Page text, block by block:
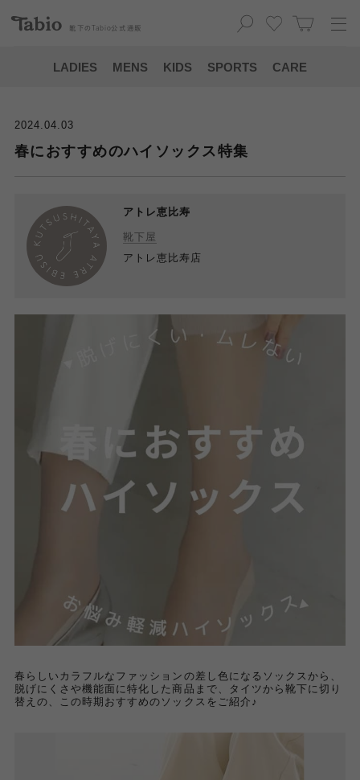
靴下の Tabio 公式通販
LADIES MENS KIDS SPORTS CARE
2024.04.03
春におすすめのハイソックス特集
アトレ恵比寿
靴下屋
アトレ恵比寿店
春らしいカラフルなファッションの差し色になるソックスから、
脱げにくさや機能面に特化した商品まで、タイツから靴下に切り
替えの、この時期おすすめのソックスをご紹介♪